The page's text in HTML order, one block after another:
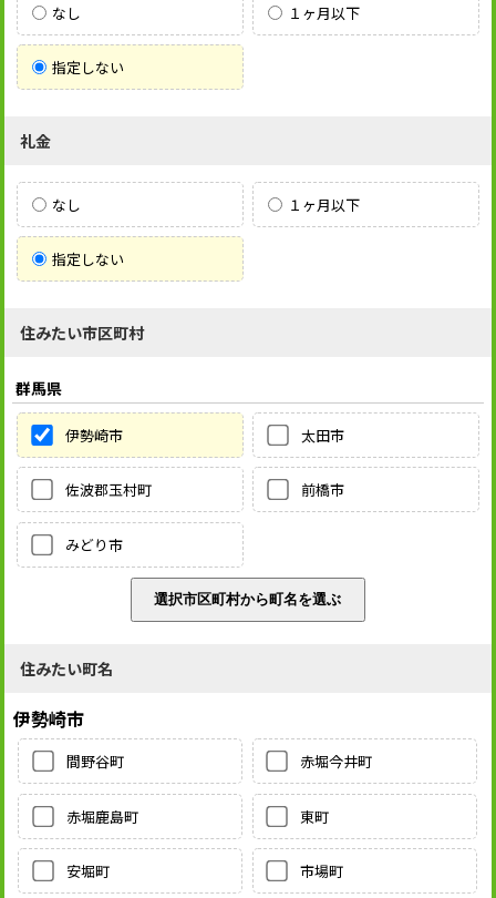
なし １ヶ月以下
指定しない
礼金
なし １ヶ月以下
指定しない
住みたい市区町村
群馬県
伊勢崎市 太田市
佐波郡玉村町 前橋市
みどり市
住みたい町名
伊勢崎市
間野谷町 赤堀今井町
赤堀鹿島町 東町
安堀町 市場町